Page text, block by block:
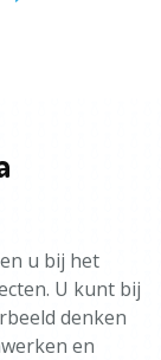
u bij het
U kunt bij
denken
en